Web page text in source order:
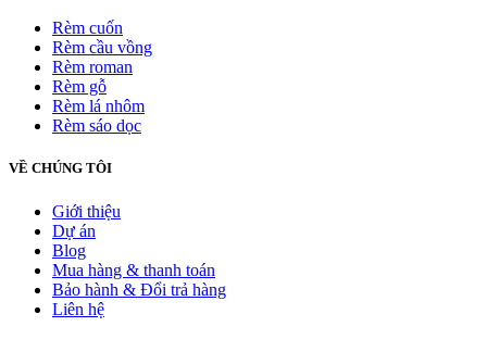
Rèm cuốn
Rèm cầu vồng
Rèm roman
Rèm gỗ
Rèm lá nhôm
Rèm sáo dọc
VỀ CHÚNG TÔI
Giới thiệu
Dự án
Blog
Mua hàng & thanh toán
Bảo hành & Đổi trả hàng
Liên hệ